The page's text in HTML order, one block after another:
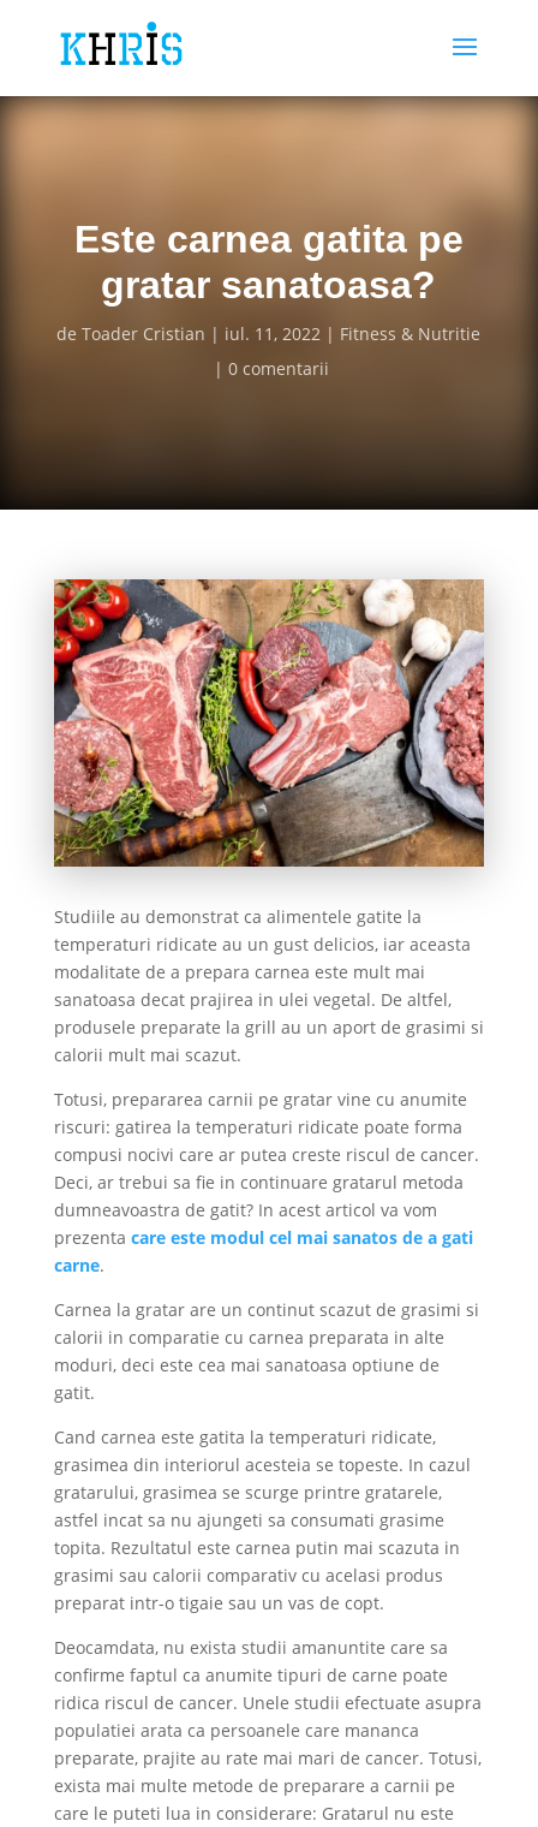
Este carnea gatita pe
gratar sanatoasa?
deToader Cristian iul. 11, 2022
Fitness & Nutritie
0 comentarii
Studiile au demonstrat ca alimentele gatite la
temperaturi ridicate au un gust delicios, iar aceasta
modalitate de a prepara carnea este mult mai
sanatoasa decat prajirea in ulei vegetal. De altfel,
produsele preparate la grill au un aport de grasimi si
calorii mult mai scazut.
Totusi, prepararea carnii pe gratar vine cu anumite
riscuri: gatirea la temperaturi ridicate poate forma
compusi nocivi care ar putea creste riscul de cancer.
Deci, ar trebui sa fie in continuare gratarul metoda
dumneavoastra de gatit? In acest articol va vom
prezenta care este modul cel mai sanatos de a gati
carne.
Carnea la gratar are un continut scazut de grasimi si
calorii in comparatie cu carnea preparata in alte
moduri, deci este cea mai sanatoasa optiune de
gatit.
Cand carnea este gatita la temperaturi ridicate,
grasimea din interiorul acesteia se topeste. In cazul
gratarului, grasimea se scurge printre gratarele,
astfel incat sa nu ajungeti sa consumati grasime
topita. Rezultatul este carnea putin mai scazuta in
grasimi sau calorii comparativ cu acelasi produs
preparat intr-o tigaie sau un vas de copt.
Deocamdata, nu exista studii amanuntite care sa
confirme faptul ca anumite tipuri de carne poate
ridica riscul de cancer. Unele studii efectuate asupra
populatiei arata ca persoanele care mananca
preparate, prajite au rate mai mari de cancer. Totusi,
exista mai multe metode de preparare a carnii pe
care le puteti lua in considerare: Gratarul nu este